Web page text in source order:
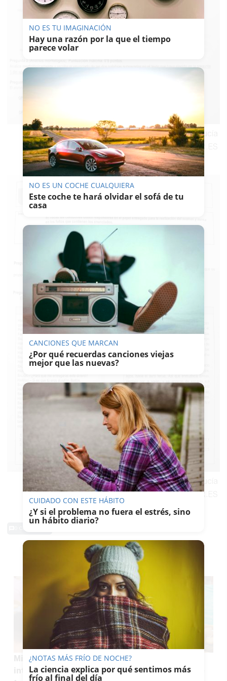
Hoja 1 del examen de Latín II en la PAU de Andalucía
junio 2026. - LAVOZDELSUR.ES
Hoja 1 del examen de Latín II en la PAU de Andalucía
junio 2026. - LAVOZDELSUR.ES
TE PUEDE INTERESAR
Miles de docentes andaluces, muy nerviosos
intentando consultar sin éxito en la web dónde
NO ES TU IMAGINACIÓN
Hay una razón por la que el tiempo
parece volar
NO ES UN COCHE CUALQUIERA
Este coche te hará olvidar el sofá de tu
casa
CANCIONES QUE MARCAN
¿Por qué recuerdas canciones viejas
mejor que las nuevas?
CUIDADO CON ESTE HÁBITO
¿Y si el problema no fuera el estrés, sino
un hábito diario?
¿NOTAS MÁS FRÍO DE NOCHE?
La ciencia explica por qué sentimos más
frío al final del día